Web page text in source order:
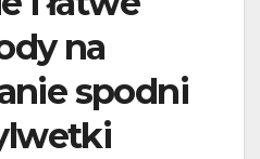
na
spodni